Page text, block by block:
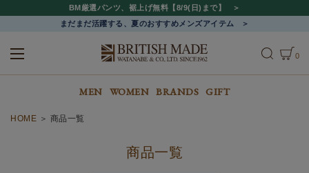
BM厳選パンツ、裾上げ無料【8/9(日)まで】
まだまだ活躍する、夏のおすすめメンズアイテム
0
MEN WOMEN BRANDS GIFT
HOME 商品一覧
商品一覧